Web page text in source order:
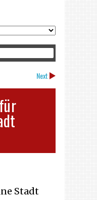
Next
Stadt